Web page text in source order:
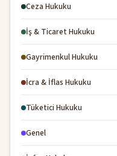
Ceza Hukuku
İş & Ticaret Hukuku
Gayrimenkul Hukuku
İcra & İflas Hukuku
Tüketici Hukuku
Genel